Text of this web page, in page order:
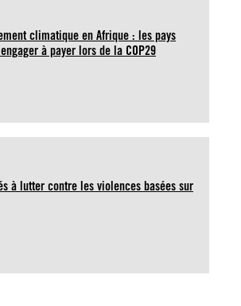
climatique en Afrique : les pays
à payer lors de la COP29
à lutter contre les violences basées sur